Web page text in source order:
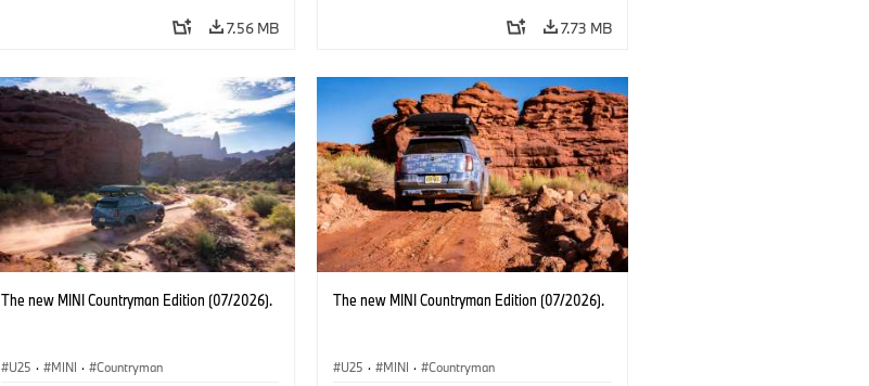
7.56 MB 7.73 MB
The new MINI Countryman Edition (07/2026).
U25 · MINI · Countryman
The new MINI Countryman Edition (07/2026).
U25 · MINI · Countryman